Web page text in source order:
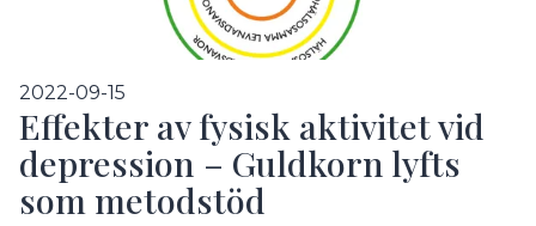
2022-09-15
Effekter av fysisk aktivitet vid
depression – Guldkorn lyfts
som metodstöd